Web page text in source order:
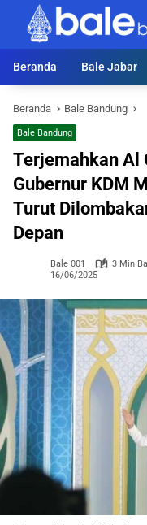
Langsung
konten
Beranda
Bale Jabar
Beranda Bale Bandung
Bale Bandung
Terjemahkan Al
Gubernur KDM
Turut
Depan
Bale 001
3 Min
16/06/2025